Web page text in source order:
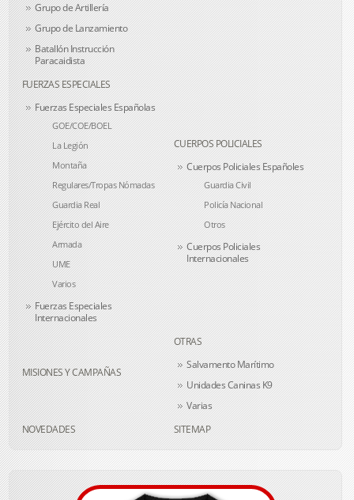
Grupo de Artillería
Grupo de Lanzamiento
Batallón Instrucción
Paracaidista
FUERZAS ESPECIALES
Fuerzas Especiales Españolas
GOE/COE/BOEL
La Legión
Montaña
Regulares/Tropas Nómadas
Guardia Real
Ejército del Aire
Armada
UME
Varios
Fuerzas Especiales
Internacionales
CUERPOS POLICIALES
Cuerpos Policiales Españoles
Guardia Civil
Policía Nacional
Otros
Cuerpos Policiales
Internacionales
MISIONES Y CAMPAÑAS
OTRAS
Salvamento Marítimo
Unidades Caninas K9
Varias
NOVEDADES
SITEMAP